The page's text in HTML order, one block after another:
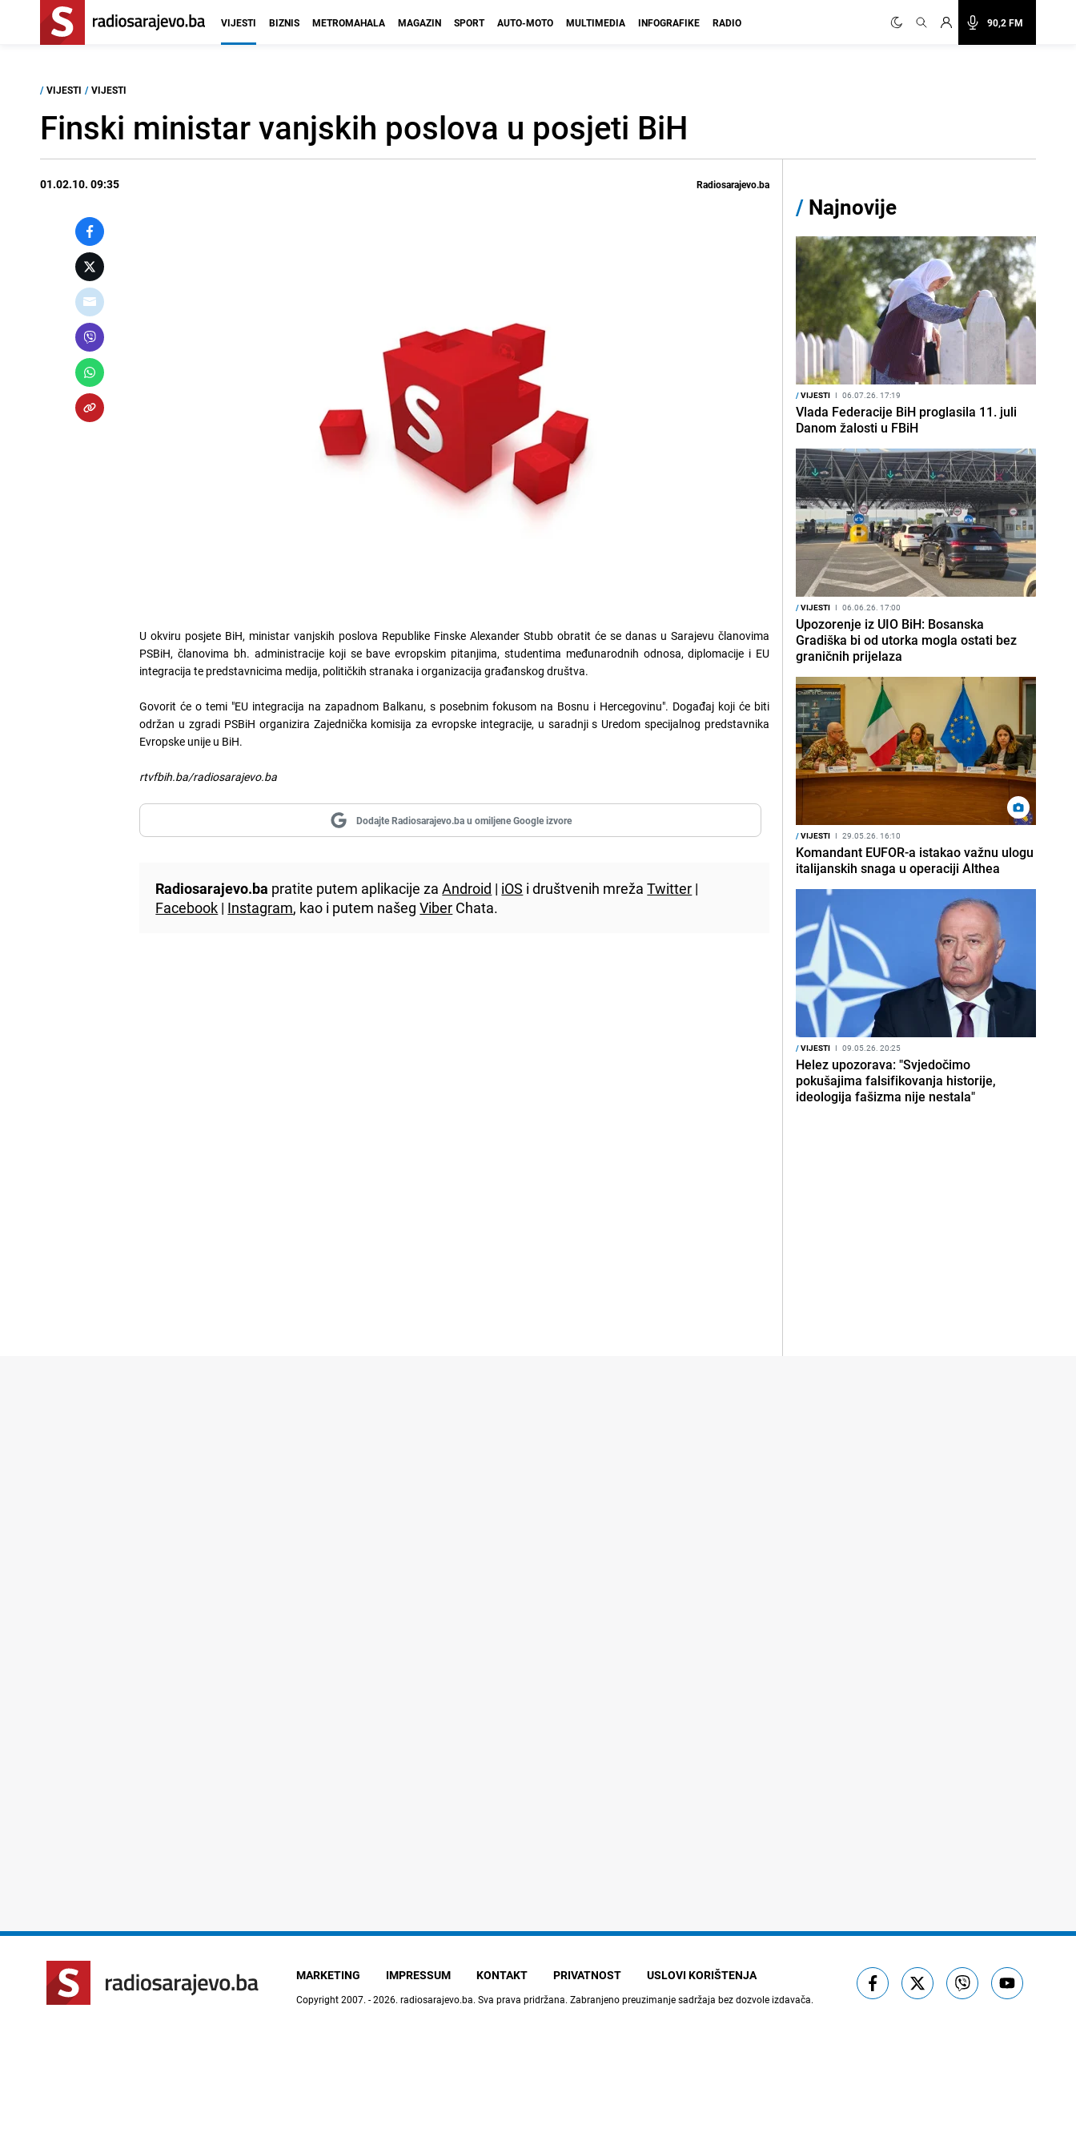
90,2 FM
VIJESTI BIZNIS METROMAHALA MAGAZIN SPORT AUTO-MOTO MULTIMEDIA INFOGRAFIKE RADIO
/ VIJESTI / VIJESTI
Finski ministar vanjskih poslova u posjeti BiH
01.02.10. 09:35 Radiosarajevo.ba
U okviru posjete BiH, ministar vanjskih poslova Republike Finske Alexander Stubb obratit će se danas u Sarajevu članovima
PSBiH, članovima bh. administracije koji se bave evropskim pitanjima, studentima međunarodnih odnosa, diplomacije i EU
integracija te predstavnicima medija, političkih stranaka i organizacija građanskog društva.
Govorit će o temi "EU integracija na zapadnom Balkanu, s posebnim fokusom na Bosnu i Hercegovinu". Događaj koji će biti
održan u zgradi PSBiH organizira Zajednička komisija za evropske integracije, u saradnji s Uredom specijalnog predstavnika
Evropske unije u BiH.
rtvfbih.ba/radiosarajevo.ba
Dodajte Radiosarajevo.ba u omiljene Google izvore
Radiosarajevo.ba pratite putem aplikacije zaAndroid | iOS i društvenih mrežaTwitter |
Facebook | Instagram, kao i putem našegViber Chata.
/ Najnovije
/VIJESTI I 06.07.26. 17:19
Vlada Federacije BiH proglasila 11. juli
Danom žalosti u FBiH
/VIJESTI I 06.06.26. 17:00
Upozorenje iz UIO BiH: Bosanska
Gradiška bi od utorka mogla ostati bez
graničnih prijelaza
/VIJESTI I 29.05.26. 16:10
Komandant EUFOR-a istakao važnu ulogu
italijanskih snaga u operaciji Althea
/VIJESTI I 09.05.26. 20:25
Helez upozorava: "Svjedočimo
pokušajima falsifikovanja historije,
ideologija fašizma nije nestala"
MARKETING IMPRESSUM KONTAKT PRIVATNOST USLOVI KORIŠTENJA
Copyright 2007. - 2026. radiosarajevo.ba. Sva prava pridržana. Zabranjeno preuzimanje sadržaja bez dozvole izdavača.